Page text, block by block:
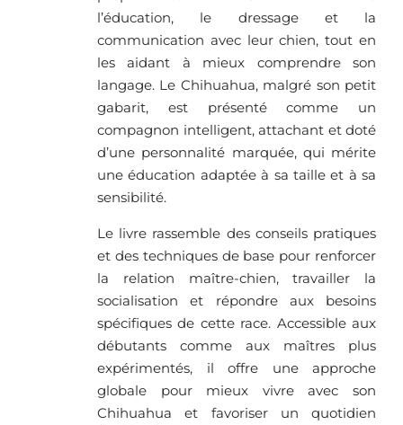
l’éducation, le dressage et la
communication avec leur chien, tout en
les aidant à mieux comprendre son
langage. Le Chihuahua, malgré son petit
gabarit, est présenté comme un
compagnon intelligent, attachant et doté
d’une personnalité marquée, qui mérite
une éducation adaptée à sa taille et à sa
sensibilité.
Le livre rassemble des conseils pratiques
et des techniques de base pour renforcer
la relation maître-chien, travailler la
socialisation et répondre aux besoins
spécifiques de cette race. Accessible aux
débutants comme aux maîtres plus
expérimentés, il offre une approche
globale pour mieux vivre avec son
Chihuahua et favoriser un quotidien